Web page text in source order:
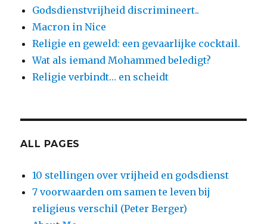
Godsdienstvrijheid discrimineert..
Macron in Nice
Religie en geweld: een gevaarlijke cocktail.
Wat als iemand Mohammed beledigt?
Religie verbindt… en scheidt
ALL PAGES
10 stellingen over vrijheid en godsdienst
7 voorwaarden om samen te leven bij
religieus verschil (Peter Berger)